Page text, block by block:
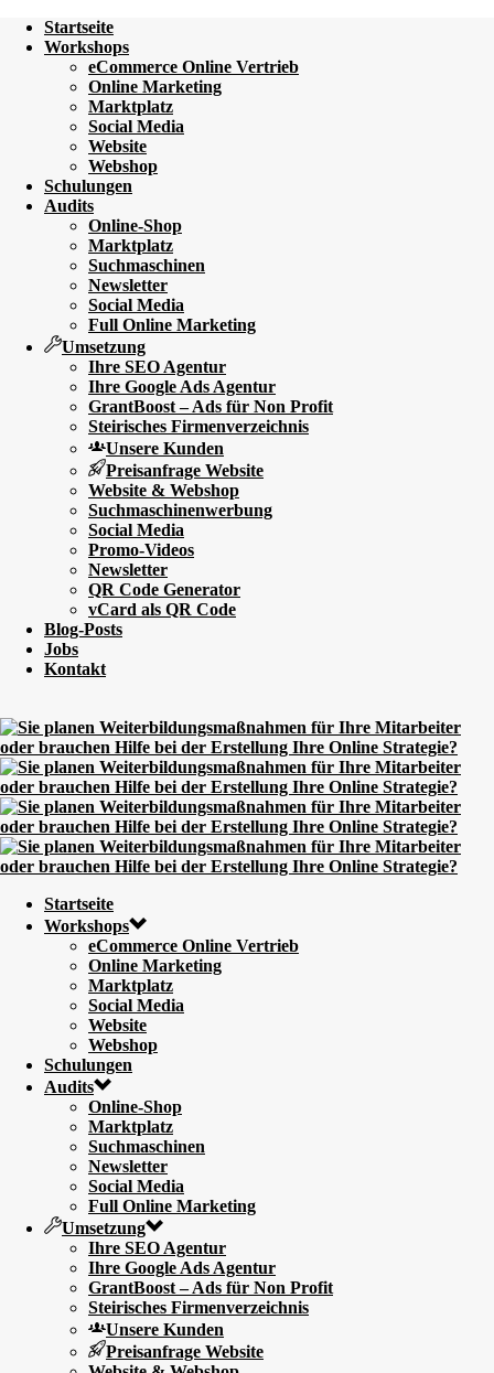
Startseite
Workshops
eCommerce Online Vertrieb
Online Marketing
Marktplatz
Social Media
Website
Webshop
Schulungen
Audits
Online-Shop
Marktplatz
Suchmaschinen
Newsletter
Social Media
Full Online Marketing
Umsetzung
Ihre SEO Agentur
Ihre Google Ads Agentur
GrantBoost – Ads für Non Profit
Steirisches Firmenverzeichnis
Unsere Kunden
Preisanfrage Website
Website & Webshop
Suchmaschinenwerbung
Social Media
Promo-Videos
Newsletter
QR Code Generator
vCard als QR Code
Blog-Posts
Jobs
Kontakt
Startseite
Workshops
eCommerce Online Vertrieb
Online Marketing
Marktplatz
Social Media
Website
Webshop
Schulungen
Audits
Online-Shop
Marktplatz
Suchmaschinen
Newsletter
Social Media
Full Online Marketing
Umsetzung
Ihre SEO Agentur
Ihre Google Ads Agentur
GrantBoost – Ads für Non Profit
Steirisches Firmenverzeichnis
Unsere Kunden
Preisanfrage Website